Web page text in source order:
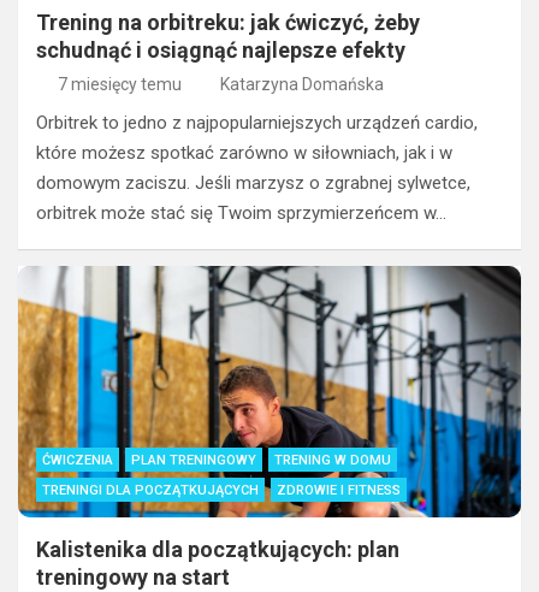
Trening na orbitreku: jak ćwiczyć, żeby
schudnąć i osiągnąć najlepsze efekty
7 miesięcy temu Katarzyna Domańska
Orbitrek to jedno z najpopularniejszych urządzeń cardio,
które możesz spotkać zarówno w siłowniach, jak i w
domowym zaciszu. Jeśli marzysz o zgrabnej sylwetce,
orbitrek może stać się Twoim sprzymierzeńcem w…
ĆWICZENIA PLAN TRENINGOWY
TRENING W DOMU
TRENINGI DLA POCZĄTKUJĄCYCH
ZDROWIE I FITNESS
Kalistenika dla początkujących: plan
treningowy na start